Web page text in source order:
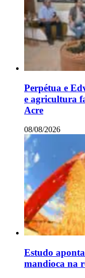
Perpétua e
e agricultura
Acre
08/08/2026
Estudo
mandioca na